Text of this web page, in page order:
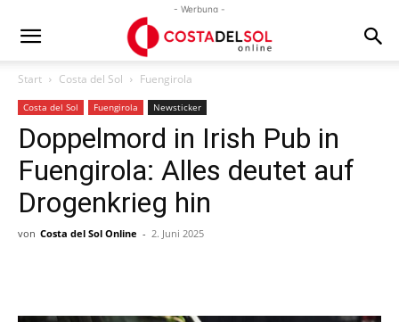
- Werbung -
Start Costa del Sol Fuengirola
Costa del Sol Fuengirola Newsticker
Doppelmord in Irish Pub in
Fuengirola: Alles deutet auf
Drogenkrieg hin
von Costa del Sol Online - 2. Juni 2025